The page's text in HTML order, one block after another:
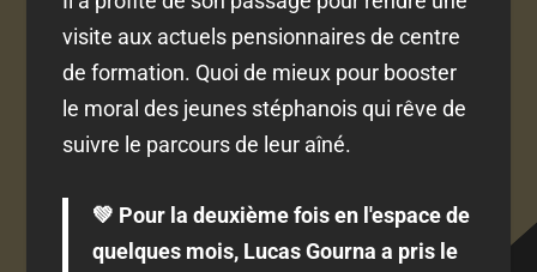
visite aux actuels pensionnaires de centre
de formation. Quoi de mieux pour booster
le moral des jeunes stéphanois qui rêve de
suivre le parcours de leur aîné.
💚 Pour la deuxième fois en l'espace de
quelques mois, Lucas Gourna a pris le